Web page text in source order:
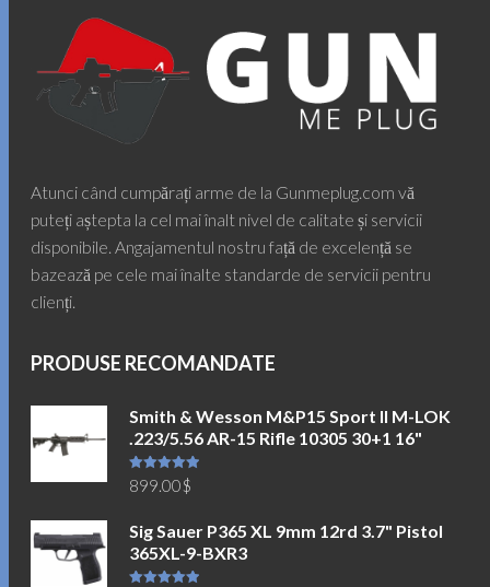
Atunci când cumpărați arme de la Gunmeplug.com vă
puteți aștepta la cel mai înalt nivel de calitate și servicii
disponibile. Angajamentul nostru față de excelență se
bazează pe cele mai înalte standarde de servicii pentru
clienți.
PRODUSE RECOMANDATE
Smith & Wesson M&P15 Sport II M-LOK
.223/5.56 AR-15 Rifle 10305 30+1 16"
Evaluat la
5.00din 5
899.00$
Sig Sauer P365 XL 9mm 12rd 3.7" Pistol
365XL-9-BXR3